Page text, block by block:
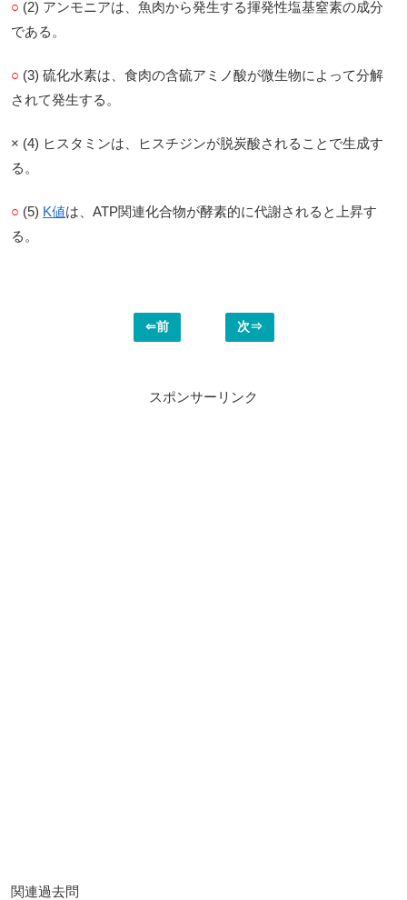
○ (2) アンモニアは、魚肉から発生する揮発性塩基窒素の成分
である。
○ (3) 硫化水素は、食肉の含硫アミノ酸が微生物によって分解
されて発生する。
× (4) ヒスタミンは、ヒスチジンが脱炭酸されることで生成す
る。
○ (5) K値は、ATP関連化合物が酵素的に代謝されると上昇す
る。
⇐前 次⇒
スポンサーリンク
関連過去問